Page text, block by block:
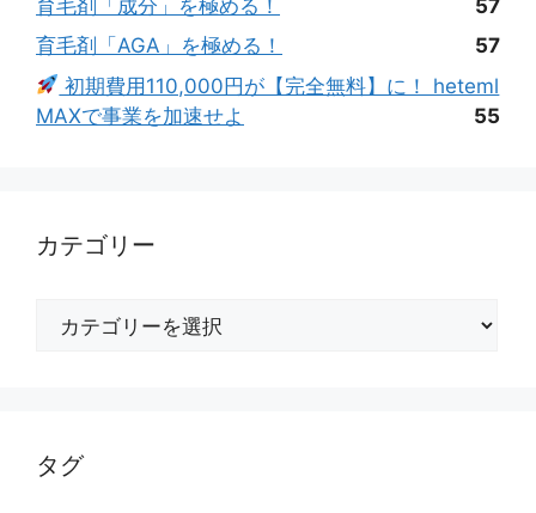
育毛剤「成分」を極める！
57
育毛剤「AGA」を極める！
57
初期費用110,000円が【完全無料】に！ heteml
MAXで事業を加速せよ
55
カテゴリー
タグ